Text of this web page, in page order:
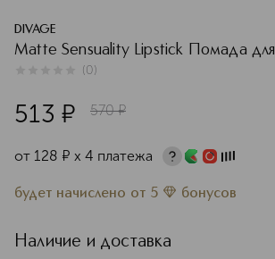
DIVAGE
Matte Sensuality Lipstick Помада для
(0)
513 ¤ 570 ¤
от 128 ¤ х 4 платежа
будет начислено от 5 бонусов
Наличие и доставка